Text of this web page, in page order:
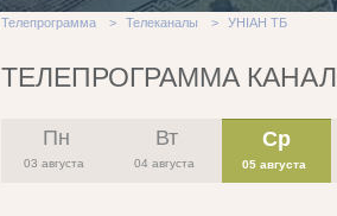
Телепрограмма > Телеканалы > УНІАН ТБ
ТЕЛЕПРОГРАММА
Пн
03 августа
Вт
04 августа
Ср
05 августа